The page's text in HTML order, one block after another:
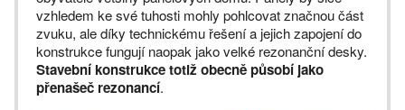
vzhledem ke své tuhosti mohly pohlcovat značnou část
zvuku, ale díky technickému řešení a jejich zapojení do
konstrukce fungují naopak jako velké rezonanční desky.
Stavební konstrukce totiž obecně působí jako
přenašeč rezonancí.